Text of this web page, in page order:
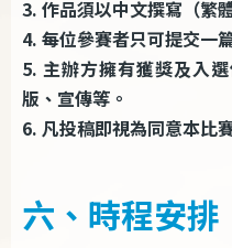
3. 作品須以中文撰寫（繁
4. 每位參賽者只可提交一
5. 主辦方擁有獲獎及入
版、宣傳等。
6. 凡投稿即視為同意本比
六、時程安排